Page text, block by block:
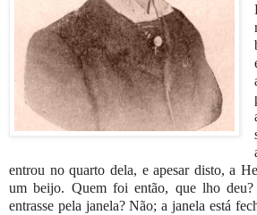
entrou no quarto dela, e apesar disto, a
um beijo. Quem foi então, que lho deu?
entrasse pela janela? Não; a janela está